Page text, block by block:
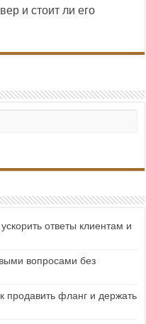
и стоит ли его
ответы клиентам и
вопросами без
продавить фланг и держать